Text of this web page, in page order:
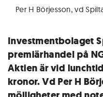
Per H Börjesson, vd
Investmentbolaget
premiärhandel på
Aktien är vid
kronor. Vd Per H